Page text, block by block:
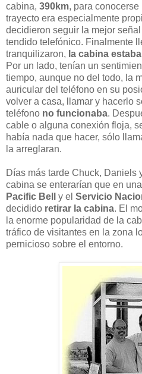
cabina, 390km, para conocerse
trayecto era especialmente
decidieron seguir la mejor
tendido telefónico. Finalmente
tranquilizaron, la cabina
Por un lado, tenían un
tiempo, aunque no del todo, la
auricular del teléfono en su
volver a casa, llamar y hacerlo
teléfono no funcionaba.
cable o alguna conexión floja,
había nada que hacer, sólo
la arreglaran.
Días más tarde Chuck, Daniels
cabina se enterarían que en
Pacific Bell
y el Servicio
decidido retirar la cabina. El
la enorme popularidad de la
tráfico de visitantes en la zona
pernicioso sobre el entorno.